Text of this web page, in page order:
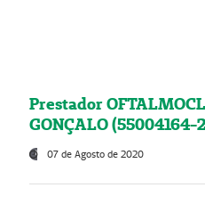
Prestador
GONÇALO (55004164-
07 de Agosto de 2020